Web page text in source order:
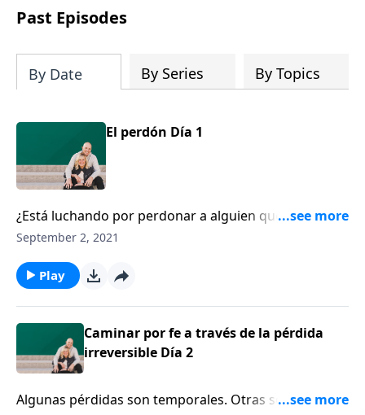
Dios para compartirlos con su familia,
su iglesia y su comunidad!
Past Episodes
By Date By Series By Topics
El perdón Día 1
¿Está luchando por perdonar a alguien que le ha
hecho daño? Jerry Sittser habla sobre cómo perdonó
furgoneta donde iba su familia y mató a su esposa, a
su madre y a su hija.
September 2, 2021
Play
Caminar por fe a través de la pérdida
irreversible Día 2
Algunas pérdidas son temporales. Otras son